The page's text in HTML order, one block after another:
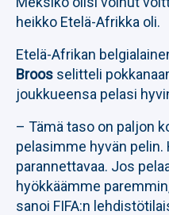
heikko Etelä-Afrikka oli.
Etelä-Afrikan
Broos selitteli
joukkueensa pelasi
– Tämä taso on paljon
pelasimme hyvän
parannettavaa. Jos
hyökkäämme
sanoi FIFA:n